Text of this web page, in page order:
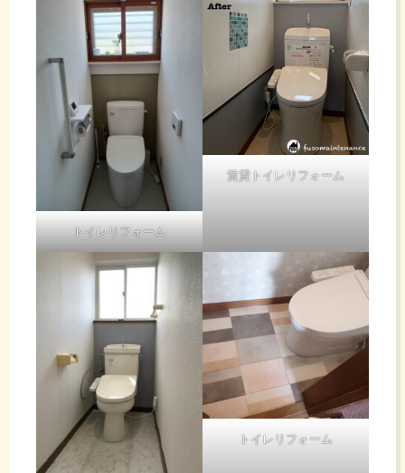
トイレリフォーム
賃貸トイレリフォーム
トイレリフォーム